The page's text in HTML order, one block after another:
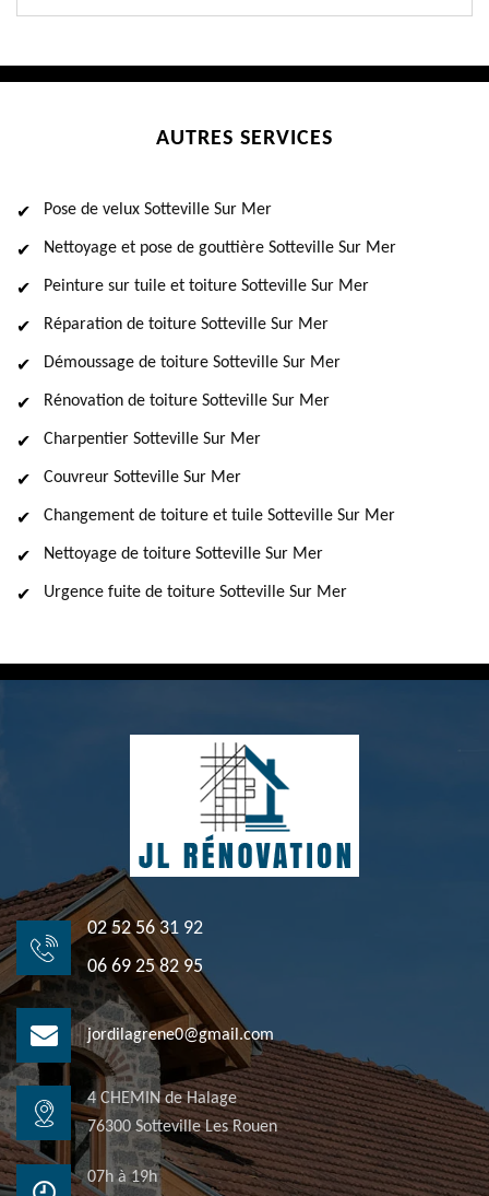
AUTRES SERVICES
Pose de velux Sotteville Sur Mer
Nettoyage et pose de gouttière Sotteville Sur Mer
Peinture sur tuile et toiture Sotteville Sur Mer
Réparation de toiture Sotteville Sur Mer
Démoussage de toiture Sotteville Sur Mer
Rénovation de toiture Sotteville Sur Mer
Charpentier Sotteville Sur Mer
Couvreur Sotteville Sur Mer
Changement de toiture et tuile Sotteville Sur Mer
Nettoyage de toiture Sotteville Sur Mer
Urgence fuite de toiture Sotteville Sur Mer
02 52 56 31 92
06 69 25 82 95
jordilagrene0@gmail.com
4 CHEMIN de Halage
76300 Sotteville Les Rouen
07h à 19h